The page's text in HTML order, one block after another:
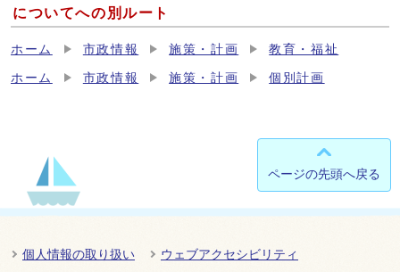
についてへの別ルート
ホーム 市政情報 施策・計画 教育・福祉
ホーム 市政情報 施策・計画 個別計画
ページの先頭へ戻る
個人情報の取り扱い ウェブアクセシビリティ